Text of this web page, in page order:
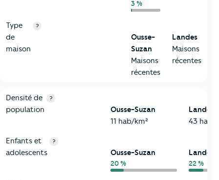
3 %
Type
de
maison
?
Ousse-
Suzan
Maisons
récentes
Landes
Maisons
récentes
2-Habitants
Critères Ousse-Suzan
Densité de
population
?
Ousse-Suzan
11 hab/km²
Landes
43 hab/
Enfants et
adolescents
?
Ousse-Suzan
20 %
Landes
22 %